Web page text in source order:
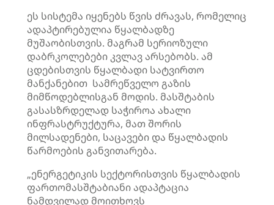
ეს სისტემა იყენებს წვის ძრავას, რომელიც
ადაპტირებულია წყალბადზე
მუშაობისთვის. მაგრამ სერიოზული
დაბრკოლებები კვლავ არსებობს. ამ
ცდებისთვის წყალბადი სატვირთო
მანქანებით სამრეწველო გაზის
მიმწოდებლისგან მოდის. მასშტაბის
გასასზრდელად საჭიროა ახალი
ინფრასტრუქტურა, მათ შორის
მილსადენები, საცავები და წყალბადის
წარმოების განვითარება.
„ენერგეტიკის სექტორისთვის წყალბადის
ფართომასშტაბიანი ადაპტაცია
ნამდვილად მოითხოვს